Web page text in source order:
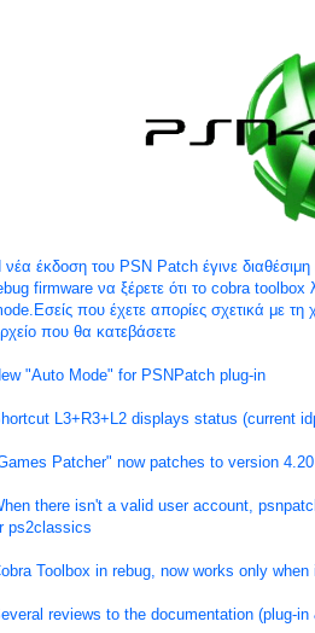
νέα έκδοση του PSN Patch έγινε
firmware να ξέρετε ότι το cobra toolbox
που έχετε απορίες σχετικά με
που θα κατεβάσετε
"Auto Mode" for PSNPatch plug-in
L3+R3+L2 displays status (current
Patcher" now patches to version 4.20
there isn't a valid user account,
ps2classics
Toolbox in rebug, now works only
reviews to the documentation (plug-